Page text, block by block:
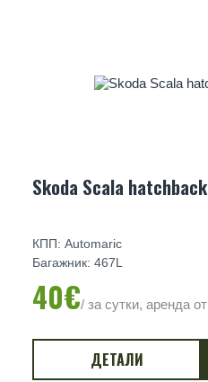
Skoda Scala hatchback
КПП: Automaric
Багажник: 467L
40€/ за сутки, аренда от
ДЕТАЛИ